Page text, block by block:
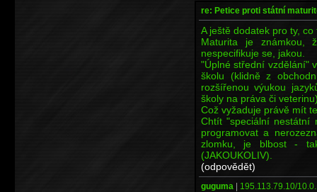
re: Petice proti státní
A ještě dodatek pro ty,
Maturita je známkou,
nespecifikuje se, jakou.
"Úplné střední vzdělání"
školu (klidně z
rozšířenou výukou
školy na práva či
Což vyžaduje právě mít
Chtít "speciální nestátní
programovat a
zlomku, je blbost -
(JAKOUKOLIV).
(odpovědět)
guguma | 195.113.79.10/